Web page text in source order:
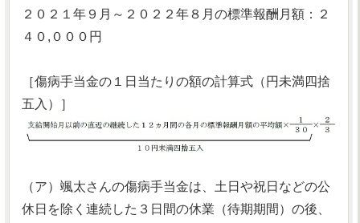
２０２１年９月～２０２２年８月の標準報酬月額：２
４０,０００円
［傷病手当金の１日当たりの額の計算式（円未満四捨
五入）］
（ア）颯太さんの傷病手当金は、土日や祝日などの公
休日を除く連続した３日間の休業（待期期間）の後、